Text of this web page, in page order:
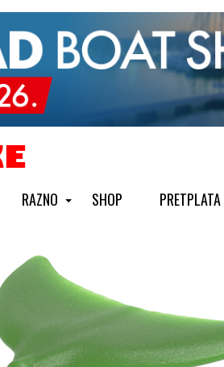
RAZNO SHOP PRETPLATA